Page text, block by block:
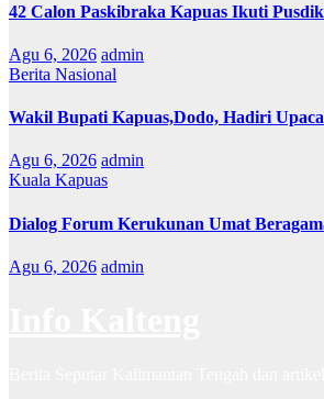
42 Calon Paskibraka Kapuas Ikuti
Agu 6, 2026 admin
Berita Nasional
Wakil Bupati Kapuas,Dodo, Hadiri
Agu 6, 2026 admin
Kuala Kapuas
Dialog Forum Kerukunan Umat
Agu 6, 2026 admin